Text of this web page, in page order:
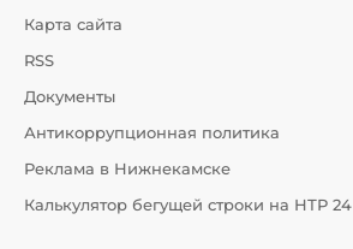
Карта сайта
RSS
Документы
Антикоррупционная политика
Реклама в Нижнекамске
Калькулятор бегущей строки на НТР 24